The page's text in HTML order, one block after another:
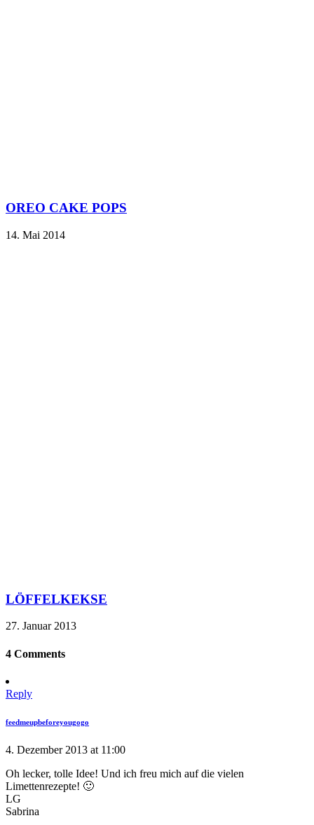
OREO CAKE POPS
14. Mai 2014
LÖFFELKEKSE
27. Januar 2013
4 Comments
Reply
feedmeupbeforeyougogo
4. Dezember 2013 at 11:00
Oh lecker, tolle Idee! Und ich freu mich auf die vielen
Limettenrezepte! 🙂
LG
Sabrina